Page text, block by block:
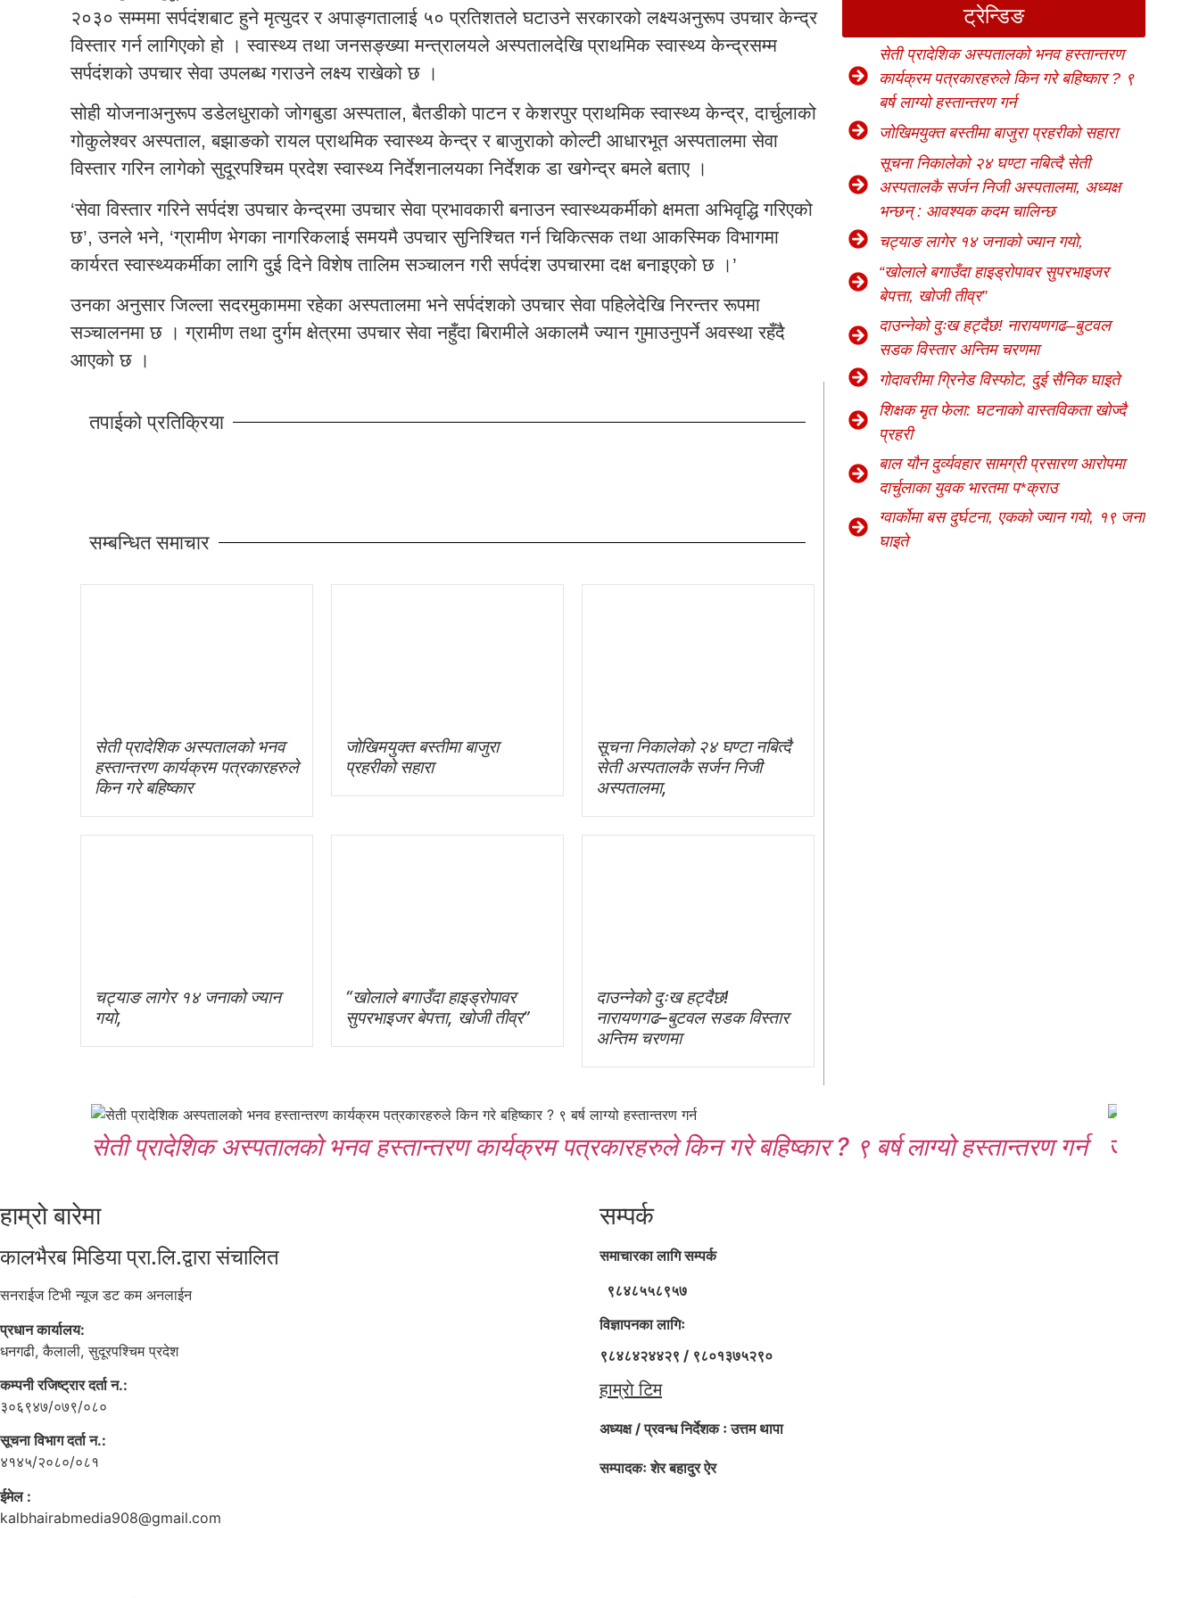
२०३० सम्ममा सर्पदंशबाट हुने मृत्युदर र अपाङ्गतालाई ५० प्रतिशतले घटाउने सरकारको लक्ष्यअनुरूप उपचार केन्द्र
विस्तार गर्न लागिएको हो । स्वास्थ्य तथा जनसङ्ख्या मन्त्रालयले अस्पतालदेखि प्राथमिक स्वास्थ्य केन्द्रसम्म
सर्पदंशको उपचार सेवा उपलब्ध गराउने लक्ष्य राखेको छ ।
सोही योजनाअनुरूप डडेलधुराको जोगबुडा अस्पताल, बैतडीको पाटन र केशरपुर प्राथमिक स्वास्थ्य केन्द्र, दार्चुलाको
गोकुलेश्वर अस्पताल, बझाङको रायल प्राथमिक स्वास्थ्य केन्द्र र बाजुराको कोल्टी आधारभूत अस्पतालमा सेवा
विस्तार गरिन लागेको सुदूरपश्चिम प्रदेश स्वास्थ्य निर्देशनालयका निर्देशक डा खगेन्द्र बमले बताए ।
‘सेवा विस्तार गरिने सर्पदंश उपचार केन्द्रमा उपचार सेवा प्रभावकारी बनाउन स्वास्थ्यकर्मीको क्षमता अभिवृद्धि गरिएको
छ’, उनले भने, ‘ग्रामीण भेगका नागरिकलाई समयमै उपचार सुनिश्चित गर्न चिकित्सक तथा आकस्मिक विभागमा
कार्यरत स्वास्थ्यकर्मीका लागि दुई दिने विशेष तालिम सञ्चालन गरी सर्पदंश उपचारमा दक्ष बनाइएको छ ।’
उनका अनुसार जिल्ला सदरमुकाममा रहेका अस्पतालमा भने सर्पदंशको उपचार सेवा पहिलेदेखि निरन्तर रूपमा
सञ्चालनमा छ । ग्रामीण तथा दुर्गम क्षेत्रमा उपचार सेवा नहुँदा बिरामीले अकालमै ज्यान गुमाउनुपर्ने अवस्था रहँदै
आएको छ ।
तपाईको प्रतिक्रिया
सम्बन्धित समाचार
सेती प्रादेशिक अस्पतालको भनव
हस्तान्तरण कार्यक्रम पत्रकारहरुले
किन गरे बहिष्कार
जोखिमयुक्त बस्तीमा बाजुरा
प्रहरीको सहारा
सूचना निकालेको २४ घण्टा नबित्दै
सेती अस्पतालकै सर्जन निजी
अस्पतालमा,
चट्याङ लागेर १४ जनाको ज्यान
गयो,
“खोलाले बगाउँदा हाइड्रोपावर
सुपरभाइजर बेपत्ता, खोजी तीव्र”
दाउन्नेको दुःख हट्दैछ!
नारायणगढ–बुटवल सडक विस्तार
अन्तिम चरणमा
ट्रेन्डिङ
सेती प्रादेशिक अस्पतालको भनव हस्तान्तरण
कार्यक्रम पत्रकारहरुले किन गरे बहिष्कार ? ९
बर्ष लाग्यो हस्तान्तरण गर्न
जोखिमयुक्त बस्तीमा बाजुरा प्रहरीको सहारा
सूचना निकालेको २४ घण्टा नबित्दै सेती
अस्पतालकै सर्जन निजी अस्पतालमा, अध्यक्ष
भन्छन् : आवश्यक कदम चालिन्छ
चट्याङ लागेर १४ जनाको ज्यान गयो,
“खोलाले बगाउँदा हाइड्रोपावर सुपरभाइजर
बेपत्ता, खोजी तीव्र”
दाउन्नेको दुःख हट्दैछ! नारायणगढ–बुटवल
सडक विस्तार अन्तिम चरणमा
गोदावरीमा ग्रिनेड विस्फोट, दुई सैनिक घाइते
शिक्षक मृत फेला: घटनाको वास्तविकता खोज्दै
प्रहरी
बाल यौन दुर्व्यवहार सामग्री प्रसारण आरोपमा
दार्चुलाका युवक भारतमा प*क्राउ
ग्वार्कोमा बस दुर्घटना, एकको ज्यान गयो, १९ जना
घाइते
सेती प्रादेशिक अस्पतालको भनव हस्तान्तरण कार्यक्रम पत्रकारहरुले किन गरे बहिष्कार ? ९ बर्ष लाग्यो हस्तान्तरण गर्न
हाम्रो बारेमा
कालभैरब मिडिया प्रा.लि.द्वारा संचालित
सनराईज टिभी न्यूज डट कम अनलाईन
प्रधान कार्यालय:
धनगढी, कैलाली, सुदूरपश्चिम प्रदेश
कम्पनी रजिष्ट्रार दर्ता न.:
३०६९४७/०७९/०८०
सूचना विभाग दर्ता न.:
४१४५/२०८०/०८१
ईमेल :
kalbhairabmedia908@gmail.com
सम्पर्क
समाचारका लागि सम्पर्क
९८४८५५८९५७
विज्ञापनका लागिः
९८४८४२४४२९ / ९८०१३७५२९०
हाम्राे टिम
अध्यक्ष / प्रवन्ध निर्देशक ःउत्तम थापा
सम्पादकः शेर बहादुर ऐर